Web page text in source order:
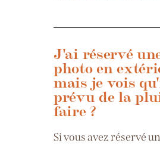
J'ai réservé
photo en
mais je vois
prévu de la
faire ?
Si vous avez réservé